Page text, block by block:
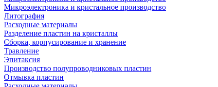
Микроэлектроника и кристальное производство
Литография
Расходные материалы
Разделение пластин на кристаллы
Сборка, корпусирование и хранение
Травление
Эпитаксия
Производство полупроводниковых пластин
Отмывка пластин